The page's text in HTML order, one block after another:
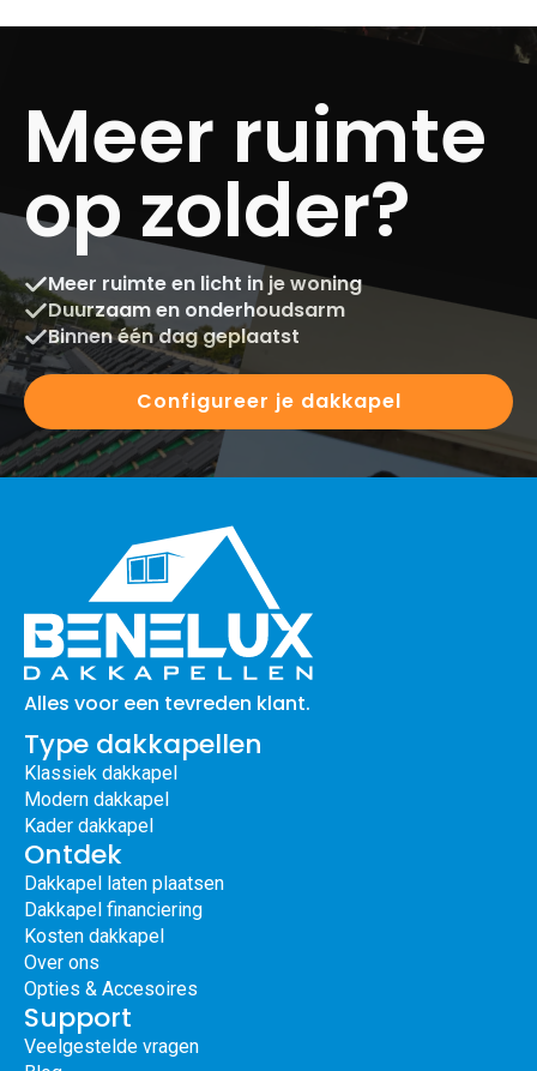
Meer ruimte
op zolder?
Meer ruimte en licht in je woning
Duurzaam en onderhoudsarm
Binnen één dag geplaatst
Configureer je dakkapel
Alles voor een tevreden klant.
Type dakkapellen
Klassiek dakkapel
Modern dakkapel
Kader dakkapel
Ontdek
Dakkapel laten plaatsen
Dakkapel financiering
Kosten dakkapel
Over ons
Opties & Accesoires
Support
Veelgestelde vragen